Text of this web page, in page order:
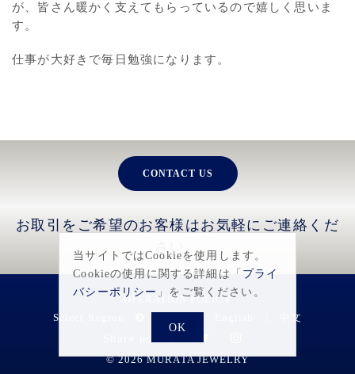
が、皆さん暖かく支えてもらっているので嬉しく思いま
す。
仕事が大好きで毎日勉強になります。
CONTACT US
お取引をご希望のお客様はお気軽にご連絡くだ
さい。
OPERATION POLICY
Select Region
中文
© 2026 MURATA JEWELRY
当サイトではCookieを使用します。
Cookieの使用に関する詳細は「 プライ
バシーポリシー 」をご覧ください。
OK